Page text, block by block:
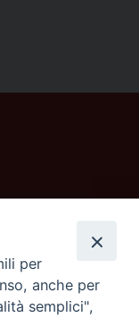
per
anche per
semplici",